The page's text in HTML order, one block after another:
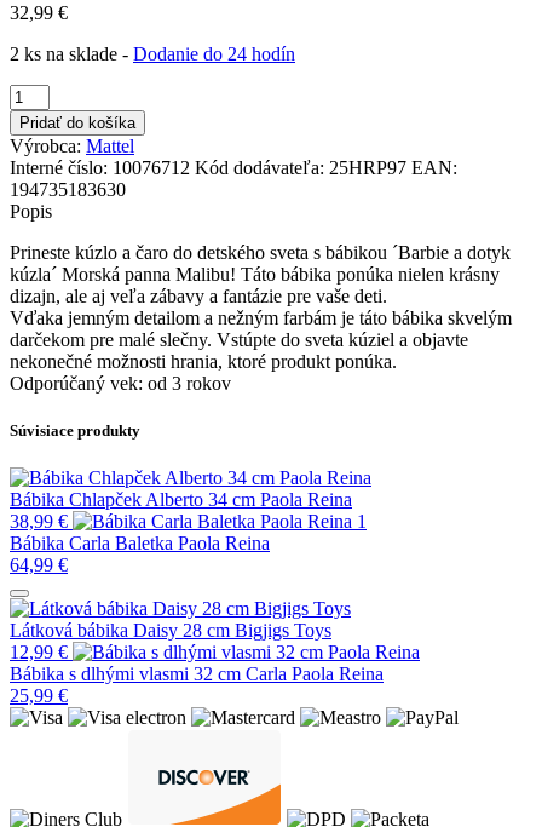
32,99 €
2 ks na sklade - Dodanie do 24 hodín
množstvo
´Barbie
a
dotyk
kúzla
´
Morská
panna
Malibu
Pridať do košíka
Výrobca: Mattel
Interné číslo: 10076712 Kód dodávateľa: 25HRP97 EAN:
194735183630
Popis
Prineste kúzlo a čaro do detského sveta s bábikou ´Barbie a dotyk
kúzla´ Morská panna Malibu! Táto bábika ponúka nielen krásny
dizajn, ale aj veľa zábavy a fantázie pre vaše deti.
Vďaka jemným detailom a nežným farbám je táto bábika skvelým
darčekom pre malé slečny. Vstúpte do sveta kúziel a objavte
nekonečné možnosti hrania, ktoré produkt ponúka.
Odporúčaný vek: od 3 rokov
Súvisiace produkty
Bábika Chlapček Alberto 34 cm Paola Reina
38,99 €
Bábika Carla Baletka Paola Reina
64,99 €
Látková bábika Daisy 28 cm Bigjigs Toys
12,99 €
Bábika s dlhými vlasmi 32 cm Carla Paola Reina
25,99 €